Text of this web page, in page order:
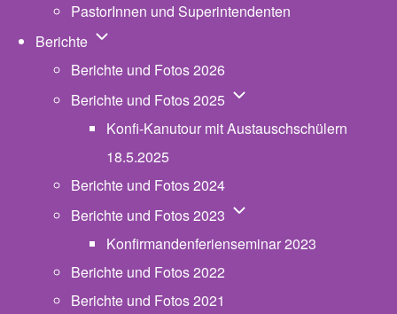
PastorInnen und Superintendenten
Berichte Unternavigation von Berichte
Berichte und Fotos 2026
Berichte und Fotos 2025 Unternavigation von
Konfi-Kanutour mit Austauschschülern
18.5.2025
Berichte und Fotos 2024
Berichte und Fotos 2023 Unternavigation von
Konfirmandenferienseminar 2023
Berichte und Fotos 2022
Berichte und Fotos 2021